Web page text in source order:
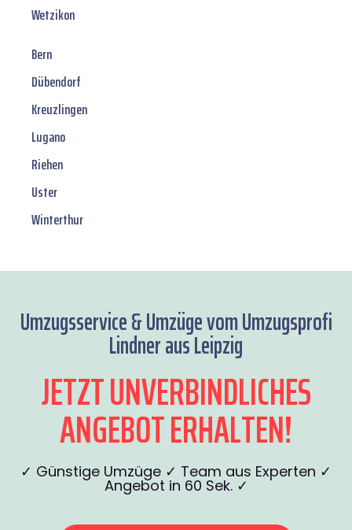
Wetzikon
Bern
Dübendorf
Kreuzlingen
Lugano
Riehen
Uster
Winterthur
Umzugsservice & Umzüge vom Umzugsprofi
Lindner aus Leipzig
JETZT UNVERBINDLICHES
ANGEBOT ERHALTEN!
✓ Günstige Umzüge ✓ Team aus Experten ✓
Angebot in 60 Sek. ✓